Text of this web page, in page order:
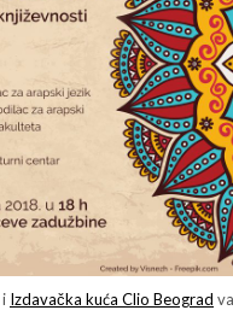
i Izdavačka kuća Clio Beograd